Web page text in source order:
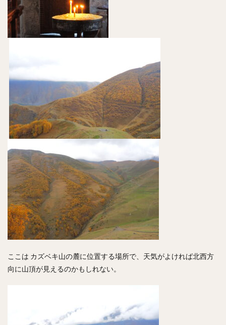
ここは カズベキ山の麓に位置する場所で、天気がよければ北西方
向に山頂が見えるのかもしれない。